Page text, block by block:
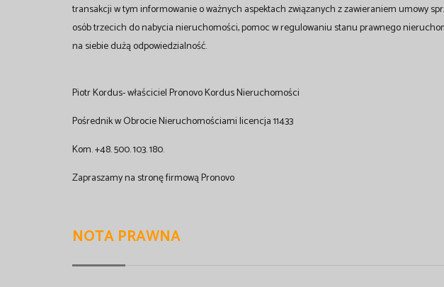
transakcji w tym informowanie o ważnych aspektach związanych z zawieraniem umowy
osób trzecich do nabycia nieruchomości, pomoc w regulowaniu stanu prawnego
na siebie dużą odpowiedzialność.
Piotr Kordus- właściciel Pronovo Kordus Nieruchomości
Pośrednik w Obrocie Nieruchomościami licencja 11433
Kom. +48. 500. 103. 180.
Zapraszamy na stronę firmową Pronovo
NOTA PRAWNA